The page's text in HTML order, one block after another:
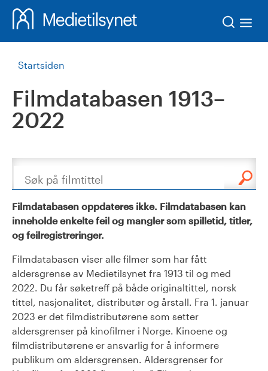
Startsiden
Filmdatabasen 1913–
2022
Søk
Filmdatabasen oppdateres ikke. Filmdatabasen kan
inneholde enkelte feil og mangler som spilletid, titler,
og feilregistreringer.
Filmdatabasen viser alle filmer som har fått
aldersgrense av Medietilsynet fra 1913 til og med
2022. Du får søketreff på både originaltittel, norsk
tittel, nasjonalitet, distributør og årstall. Fra 1. januar
2023 er det filmdistributørene som setter
aldersgrenser på kinofilmer i Norge. Kinoene og
filmdistributørene er ansvarlig for å informere
publikum om aldersgrensen. Aldersgrenser for